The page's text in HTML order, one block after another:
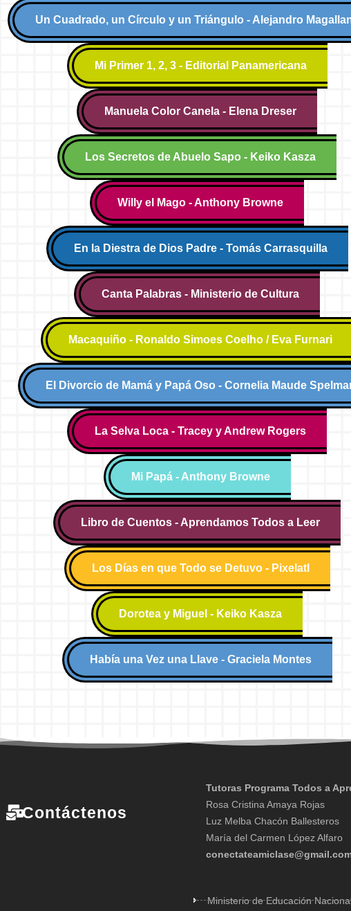
Un Cuadrado, un Círculo y un Triángulo - Alejandro
Mi Primer 1, 2, 3 - Editorial Panamericana
Manuela Color Canela - Elena Dreser
Los Secretos de Abuelo Sapo - Keiko Kasza
Willy el Mago - Anthony Browne
En la Diestra de Dios Padre - Tomás Carrasquilla
Canta Palabras - Ministerio de Cultura
Macaquiño - Ronaldo Simoes Coelho / Eva Furnari
El Divorcio de Mamá y Papá Oso - Cornelia Maude
La Selva Loca - Tracey y Andrew Rogers
Mi Papá - Anthony Browne
Libro de Cuentos - Aprendamos Todos a Leer
Los Días en que Todo se Detuvo - Pixelatl
Dorotea y Miguel - Keiko Kasza
Había una Vez una Llave - Graciela Montes
Contáctenos
Tutoras Programa Todos a
Rosa Cristina Amaya Rojas
Luz Melba Chacón Ballesteros
María del Carmen López Alfaro
Ministerio de Educación